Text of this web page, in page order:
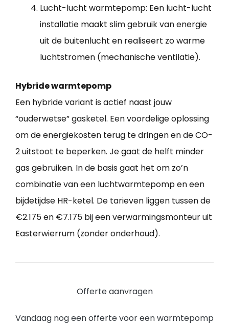
Lucht-lucht warmtepomp: Een lucht-lucht
installatie maakt slim gebruik van energie
uit de buitenlucht en realiseert zo warme
luchtstromen (mechanische ventilatie).
Hybride warmtepomp
Een hybride variant is actief naast jouw
“ouderwetse” gasketel. Een voordelige oplossing
om de energiekosten terug te dringen en de CO-
2 uitstoot te beperken. Je gaat de helft minder
gas gebruiken. In de basis gaat het om zo’n
combinatie van een luchtwarmtepomp en een
bijdetijdse HR-ketel. De tarieven liggen tussen de
€2.175 en €7.175 bij een verwarmingsmonteur uit
Easterwierrum (zonder onderhoud).
Offerte aanvragen
Vandaag nog een offerte voor een warmtepomp